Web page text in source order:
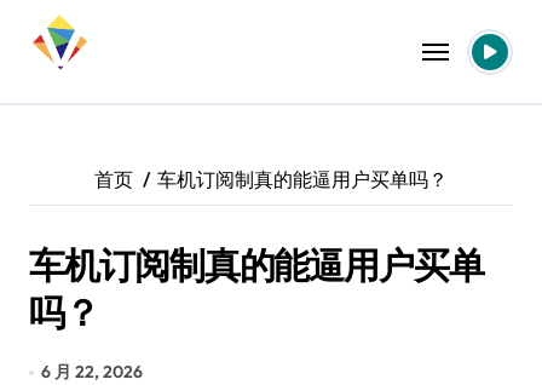
首页 车机订阅制真的能逼用户买单吗？
车机订阅制真的能逼用户买单
吗？
6 月 22, 2026